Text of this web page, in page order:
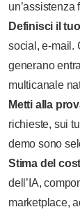
un’assistenza
Definisci il
social, e-mail.
generano
multicanale
Metti alla
richieste, sui
demo sono
Stima del
dell’IA,
marketplace,